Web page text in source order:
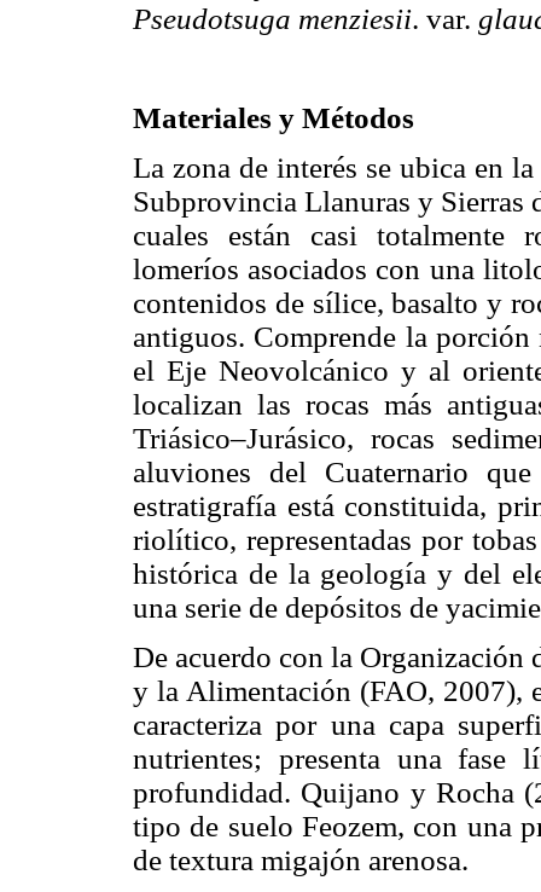
Pseudotsuga menziesii. var.
Materiales y Métodos
La zona de interés se ubica en
Subprovincia Llanuras y Sierras
cuales están casi totalmente
lomeríos asociados con una
contenidos de sílice, basalto y
antiguos. Comprende la
el Eje Neovolcánico y al
localizan las rocas más
Triásico–Jurásico, rocas
aluviones del Cuaternario
estratigrafía está constituida,
riolítico, representadas por
histórica de la geología y del
una serie de depósitos de
De acuerdo con la Organización
y la Alimentación (FAO, 2007),
caracteriza por una capa
nutrientes; presenta una
profundidad. Quijano y Rocha
tipo de suelo Feozem, con una
de textura migajón arenosa.